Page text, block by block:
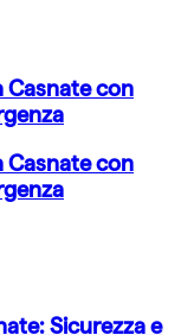
Casnate con
Casnate con
Sicurezza e